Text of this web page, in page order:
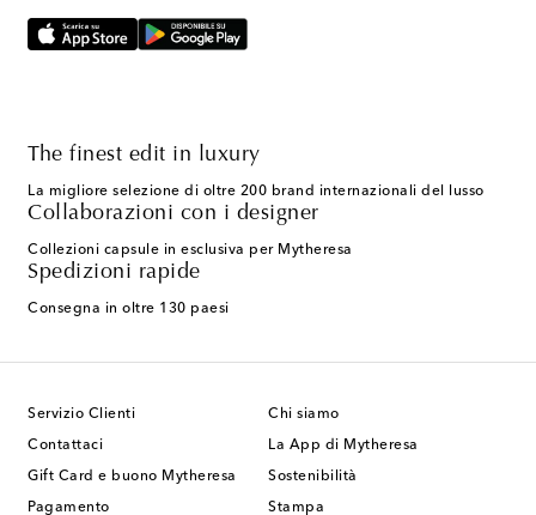
The finest edit in luxury
La migliore selezione di oltre 200 brand internazionali del lusso
Collaborazioni con i designer
Collezioni capsule in esclusiva per Mytheresa
Spedizioni rapide
Consegna in oltre 130 paesi
Servizio Clienti
Contattaci
Gift Card e buono Mytheresa
Pagamento
Chi siamo
La App di Mytheresa
Sostenibilità
Stampa